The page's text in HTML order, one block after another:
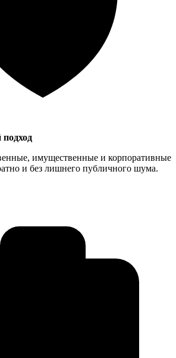
имущественные и корпоративные
и без лишнего публичного шума.